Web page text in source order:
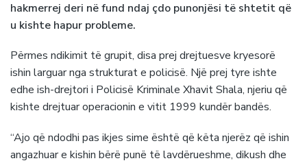
hakmerrej deri në fund ndaj çdo punonjësi të shtetit që
u kishte hapur probleme.
Përmes ndikimit të grupit, disa prej drejtuesve kryesorë
ishin larguar nga strukturat e policisë. Një prej tyre ishte
edhe ish-drejtori i Policisë Kriminale Xhavit Shala, njeriu që
kishte drejtuar operacionin e vitit 1999 kundër bandës.
“Ajo që ndodhi pas ikjes sime është që këta njerëz që ishin
angazhuar e kishin bërë punë të lavdërueshme, dikush dhe